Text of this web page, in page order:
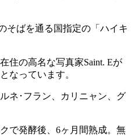
そばを通る国指定の「ハイキ
住の高名な写真家Saint. Eが
なっています。
ネ･フラン、カリニャン、グ
で発酵後、6ヶ月間熟成。無